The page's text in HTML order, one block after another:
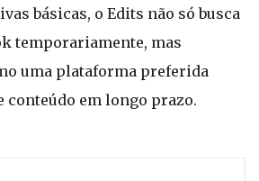
básicas, o Edits não só busca
temporariamente, mas
uma plataforma preferida
conteúdo em longo prazo.